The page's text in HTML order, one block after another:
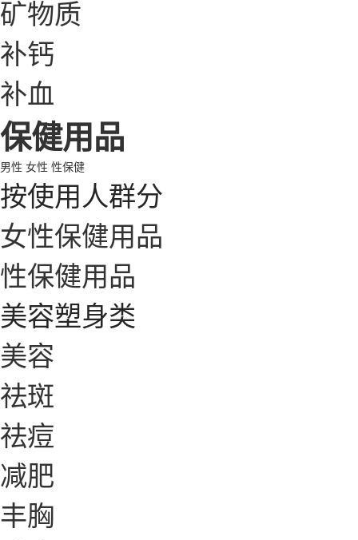
矿物质
补钙
补血
保健用品
男性 女性 性保健
按使用人群分
女性保健用品
性保健用品
美容塑身类
美容
祛斑
祛痘
减肥
丰胸